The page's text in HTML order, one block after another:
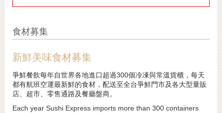
食材募集
新鮮美味食材募集
爭鮮餐飲每年自世界各地進口超過300個冷凍與常溫貨櫃，每天
都有航班空運最新鮮的食材，配送至全台爭鮮門市及各大型量販
店、超市、零售通路及餐廳盤商。
Each year Sushi Express imports more than 300 containers